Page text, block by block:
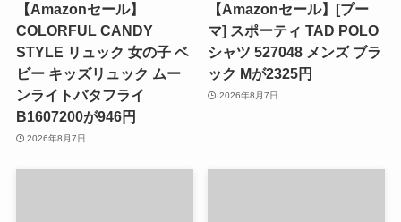
【Amazonセール】
COLORFUL CANDY
STYLE リュック 女の子 ベ
ビー キッズリュック ムー
ンライトバタフライ
B1607200が946円
2026年8月7日
【Amazonセール】[プー
マ] スポーティ TAD POLO
シャツ 527048 メンズ ブラ
ック Mが2325円
2026年8月7日